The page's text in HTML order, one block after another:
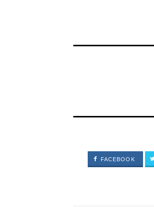
FACEBOOK